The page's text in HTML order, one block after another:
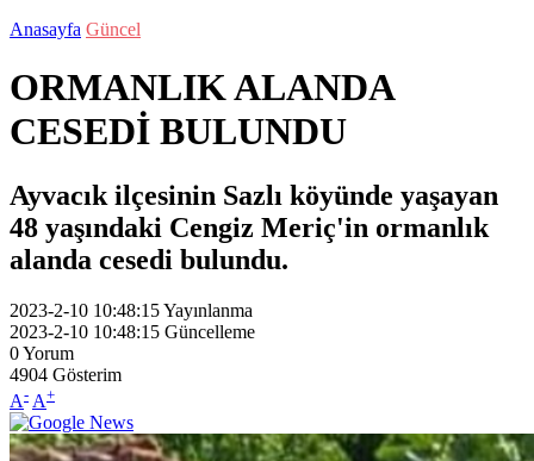
Anasayfa Güncel
ORMANLIK ALANDA
CESEDİ BULUNDU
Ayvacık ilçesinin Sazlı köyünde yaşayan
48 yaşındaki Cengiz Meriç'in ormanlık
alanda cesedi bulundu.
2023-2-10 10:48:15Yayınlanma
2023-2-10 10:48:15 Güncelleme
0Yorum
4904 Gösterim
A- A+